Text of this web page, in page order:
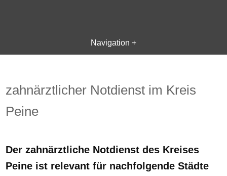
Navigation +
zahnärztlicher Notdienst im Kreis
Peine
Der zahnärztliche Notdienst des Kreises
Peine ist relevant für nachfolgende Städte